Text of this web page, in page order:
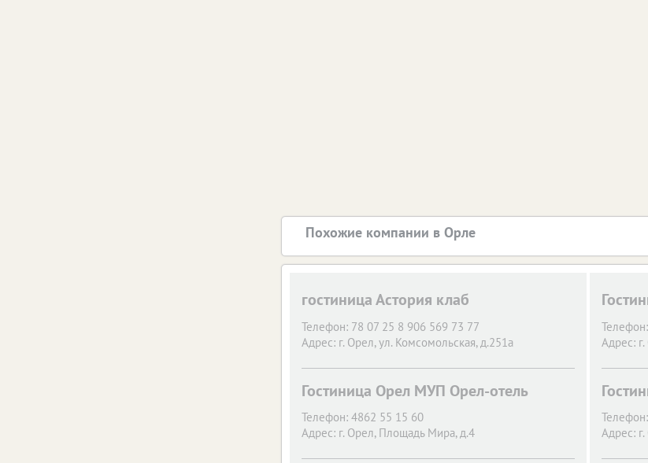
Похожие компании в Орле
гостиница Астория клаб
Телефон: 78 07 25 8 906 569 73 77
Адрес: г. Орел, ул. Комсомольская, д.251а
Телефон:
Адрес:
Гостиница Орел МУП Орел-отель
Телефон: 4862 55 15 60
Адрес: г. Орел, Площадь Мира, д.4
Телефон:
Адрес: